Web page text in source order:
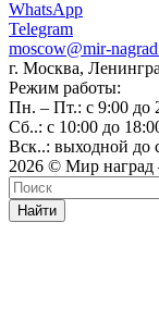
WhatsApp
Telegram
moscow@mir-
г. Москва,
Режим работы:
Пн. – Пт.: с 9:00 до
Сб..: с 10:00 до
Вск..: выходной до
2026 © Мир наград
Найти